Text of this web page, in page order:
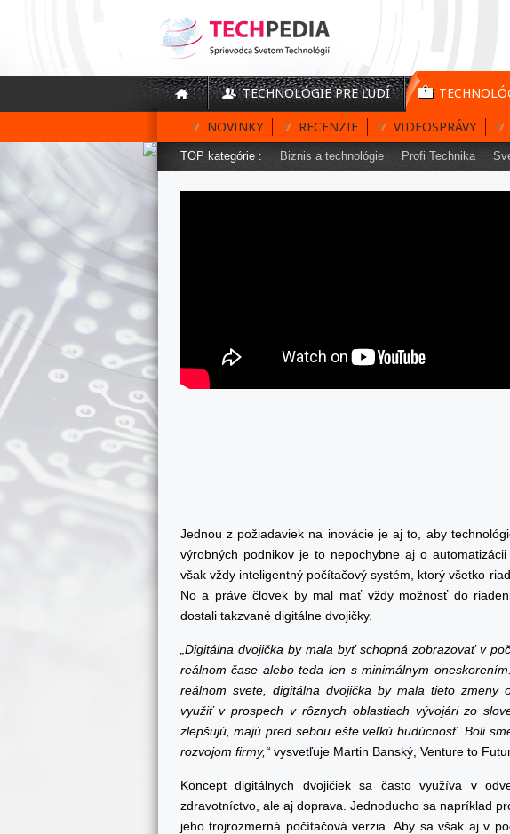
TECHNOLÓGIE PRE ĽUDÍ
NOVINKY
RECENZIE VIDEOSPRÁVY
TOP kategórie : Biznis a technológie Profi Technika
Jednou z požiadaviek na inovácie je aj to, aby
výrobných podnikov je to nepochybne aj o
však vždy inteligentný počítačový systém, ktorý všetko
No a práve človek by mal mať vždy možnosť do
dostali takzvané digitálne dvojičky.
„Digitálna dvojička by mala byť schopná zobrazovať v
reálnom čase alebo teda len s minimálnym
reálnom svete, digitálna dvojička by mala tieto zmeny
využiť v prospech v rôznych oblastiach vývojári zo
zlepšujú, majú pred sebou ešte veľkú budúcnosť. Boli
rozvojom firmy,“vysvetľuje Martin Banský, Venture to
Koncept digitálnych dvojičiek sa často využíva v
zdravotníctvo, ale aj doprava. Jednoducho sa napríklad
jeho trojrozmerná počítačová verzia. Aby sa však aj v